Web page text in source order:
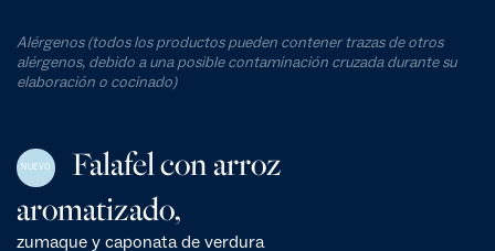
Alérgenos (todos los productos pueden contener trazas de otros
alérgenos, debido a una posible contaminación cruzada durante su
elaboración o cocinado)
NUEVO
Falafel con arroz
aromatizado,
zumaque y caponata de verdura